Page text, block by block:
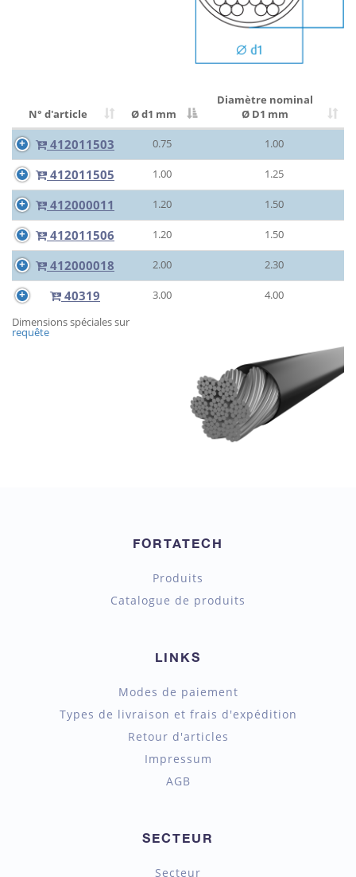
N° d'article Ø d1 mm
Diamètre nominal
Ø D1 mm
412011503 0.75 1.00
412011505 1.00 1.25
412000011 1.20 1.50
412011506 1.20 1.50
412000018 2.00 2.30
40319 3.00
4.00
Dimensions spéciales sur
requête
FORTATECH
Produits
Catalogue de produits
LINKS
Modes de paiement
Types de livraison et frais d'expédition
Retour d'articles
Impressum
AGB
SECTEUR
Secteur